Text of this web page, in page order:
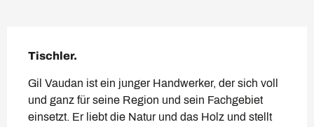
Tischler.
Gil Vaudan ist ein junger Handwerker, der sich voll
und ganz für seine Region und sein Fachgebiet
einsetzt. Er liebt die Natur und das Holz und stellt